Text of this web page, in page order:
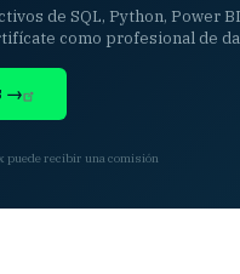
de SQL, Python, Power
como profesional de
→
puede recibir una comisión